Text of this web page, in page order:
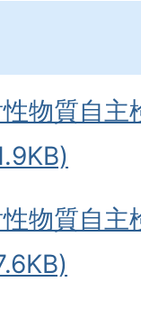
物質自主
物質自